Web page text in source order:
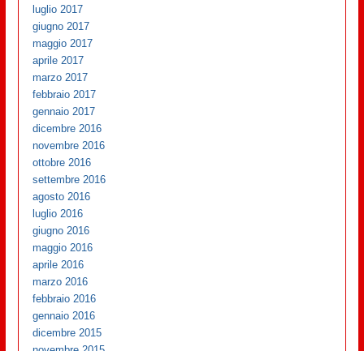
luglio 2017
giugno 2017
maggio 2017
aprile 2017
marzo 2017
febbraio 2017
gennaio 2017
dicembre 2016
novembre 2016
ottobre 2016
settembre 2016
agosto 2016
luglio 2016
giugno 2016
maggio 2016
aprile 2016
marzo 2016
febbraio 2016
gennaio 2016
dicembre 2015